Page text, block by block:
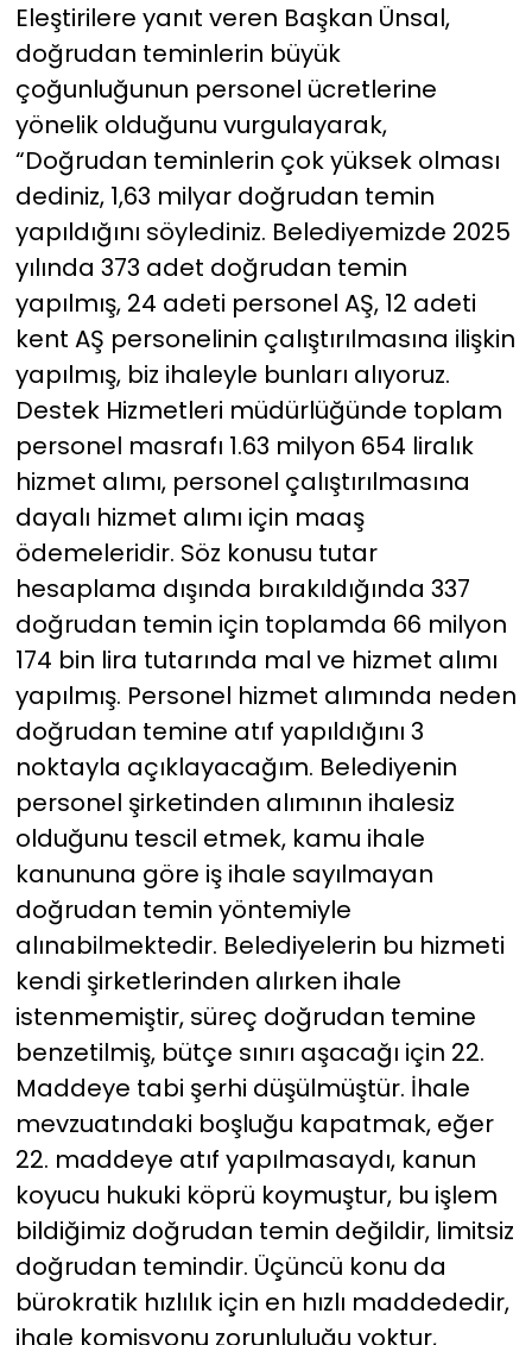
Eleştirilere yanıt veren Başkan Ünsal,
doğrudan teminlerin büyük
çoğunluğunun personel ücretlerine
yönelik olduğunu vurgulayarak,
“Doğrudan teminlerin çok yüksek olması
dediniz, 1,63 milyar doğrudan temin
yapıldığını söylediniz. Belediyemizde 2025
yılında 373 adet doğrudan temin
yapılmış, 24 adeti personel AŞ, 12 adeti
kent AŞ personelinin çalıştırılmasına ilişkin
yapılmış, biz ihaleyle bunları alıyoruz.
Destek Hizmetleri müdürlüğünde toplam
personel masrafı 1.63 milyon 654 liralık
hizmet alımı, personel çalıştırılmasına
dayalı hizmet alımı için maaş
ödemeleridir. Söz konusu tutar
hesaplama dışında bırakıldığında 337
doğrudan temin için toplamda 66 milyon
174 bin lira tutarında mal ve hizmet alımı
yapılmış. Personel hizmet alımında neden
doğrudan temine atıf yapıldığını 3
noktayla açıklayacağım. Belediyenin
personel şirketinden alımının ihalesiz
olduğunu tescil etmek, kamu ihale
kanununa göre iş ihale sayılmayan
doğrudan temin yöntemiyle
alınabilmektedir. Belediyelerin bu hizmeti
kendi şirketlerinden alırken ihale
istenmemiştir, süreç doğrudan temine
benzetilmiş, bütçe sınırı aşacağı için 22.
Maddeye tabi şerhi düşülmüştür. İhale
mevzuatındaki boşluğu kapatmak, eğer
22. maddeye atıf yapılmasaydı, kanun
koyucu hukuki köprü koymuştur, bu işlem
bildiğimiz doğrudan temin değildir, limitsiz
doğrudan temindir. Üçüncü konu da
bürokratik hızlılık için en hızlı maddededir,
ihale komisyonu zorunluluğu yoktur,